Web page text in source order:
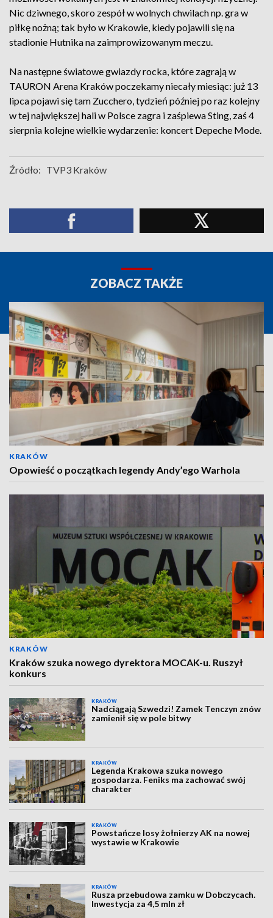
Nic dziwnego, skoro zespół w wolnych chwilach np. gra w
piłkę nożną; tak było w Krakowie, kiedy pojawili się na
stadionie Hutnika na zaimprowizowanym meczu.
Na następne światowe gwiazdy rocka, które zagrają w
TAURON Arena Kraków poczekamy niecały miesiąc: już 13
lipca pojawi się tam Zucchero, tydzień później po raz kolejny
w tej największej hali w Polsce zagra i zaśpiewa Sting, zaś 4
sierpnia kolejne wielkie wydarzenie: koncert Depeche Mode.
Źródło: TVP3 Kraków
ZOBACZ TAKŻE
KRAKÓW
Opowieść o początkach legendy Andy’ego Warhola
KRAKÓW
Kraków szuka nowego dyrektora MOCAK-u. Ruszył
konkurs
KRAKÓW
Nadciągają Szwedzi! Zamek Tenczyn znów
zamienił się w pole bitwy
KRAKÓW
Legenda Krakowa szuka nowego
gospodarza. Feniks ma zachować swój
charakter
KRAKÓW
Powstańcze losy żołnierzy AK na nowej
wystawie w Krakowie
KRAKÓW
Rusza przebudowa zamku w Dobczycach.
Inwestycja za 4,5 mln zł